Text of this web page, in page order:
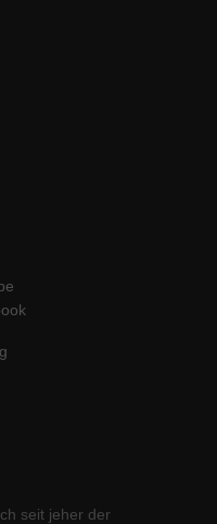
seit jeher der
externen Medien akzeptiert
keiner manuellen Einwilligung
anzeigen